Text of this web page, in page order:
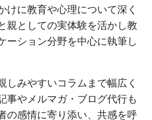
けに教育や心理について深く
親としての実体験を活かし教
ーション分野を中心に執筆し
しみやすいコラムまで幅広く
事やメルマガ・ブログ代行も
の感情に寄り添い、共感を呼